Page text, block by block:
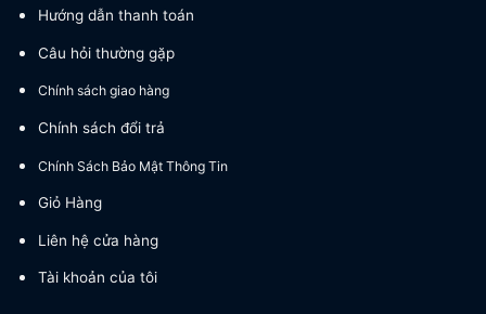
Hướng dẫn thanh toán
Câu hỏi thường gặp
Chính sách giao hàng
Chính sách đổi trả
Chính Sách Bảo Mật Thông Tin
Giỏ Hàng
Liên hệ cửa hàng
Tài khoản của tôi